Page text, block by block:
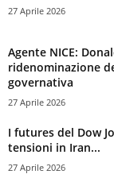
27 Aprile 2026
Agente NICE:
ridenominazione
governativa
27 Aprile 2026
I futures del Dow
tensioni in Iran...
27 Aprile 2026